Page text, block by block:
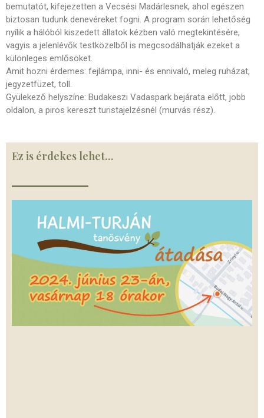
bemutatót, kifejezetten a Vecsési Madárlesnek, ahol egészen
biztosan tudunk denevéreket fogni. A program során lehetőség
nyílik a hálóból kiszedett állatok kézben való megtekintésére,
vagyis a jelenlévők testközelből is megcsodálhatják ezeket a
különleges emlősöket.
Amit hozni érdemes: fejlámpa, inni- és ennivaló, meleg ruházat,
jegyzetfüzet, toll.
Gyülekező helyszíne: Budakeszi Vadaspark bejárata előtt, jobb
oldalon, a piros kereszt turistajelzésnél (murvás rész).
Ez is érdekes lehet…